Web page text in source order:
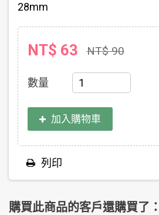
28mm
NT$ 63 NT$ 90
數量
加入購物車
列印
購買此商品的客戶還購買了：